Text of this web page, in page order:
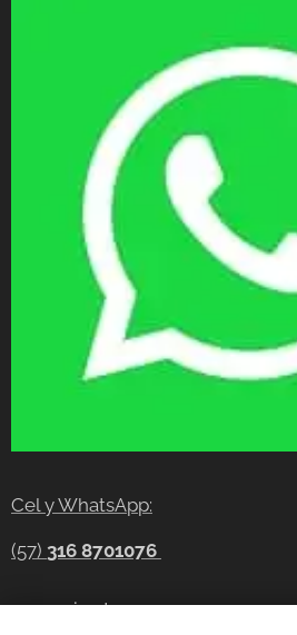
Cel y WhatsApp:
(57) 316 8701076
gerencia@tecnocompras.com.co